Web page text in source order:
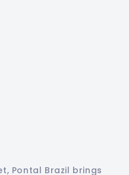
Pontal Brazil brings